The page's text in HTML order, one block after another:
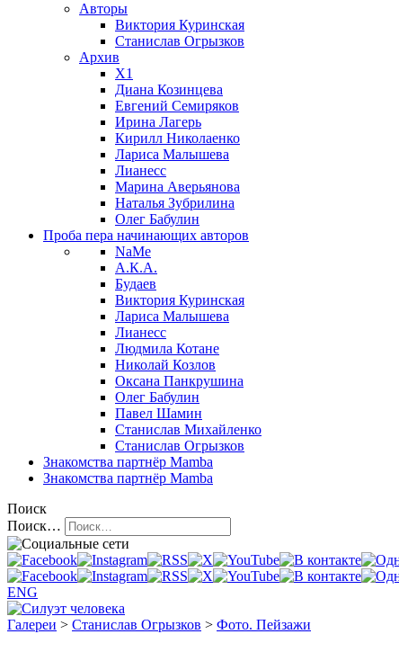
Авторы
Виктория Куринская
Станислав Огрызков
Архив
X1
Диана Козинцева
Евгений Семиряков
Ирина Лагерь
Кирилл Николаенко
Лариса Малышева
Лианесс
Марина Аверьянова
Наталья Зубрилина
Олег Бабулин
Проба пера начинающих авторов
NaMe
А.К.А.
Будаев
Виктория Куринская
Лариса Малышева
Лианесс
Людмила Котане
Николай Козлов
Оксана Панкрушина
Олег Бабулин
Павел Шамин
Станислав Михайленко
Станислав Огрызков
Знакомства партнёр Mamba
Знакомства партнёр Mamba
Поиск
Поиск…
ENG
Галереи > Станислав Огрызков > Фото. Пейзажи